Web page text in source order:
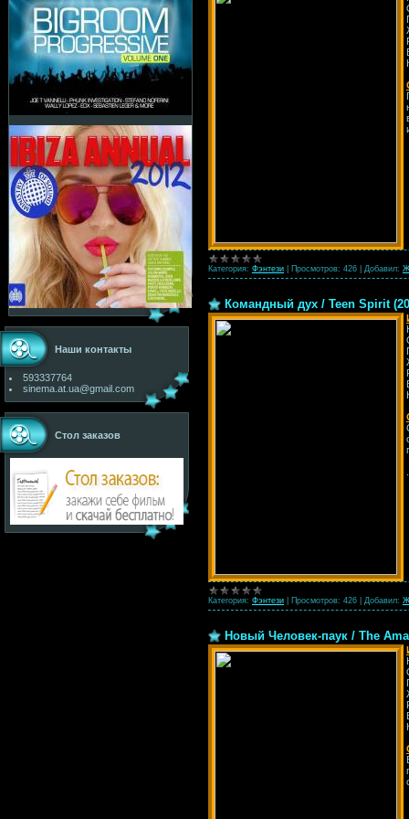
Наши контакты
593337764
sinema.at.ua@gmail.com
Стол заказов
Категория: Фэнтези Просмотров: 426 Добавил:
Командный дух / Teen Spirit
Категория: Фэнтези Просмотров: 426 Добавил:
Новый Человек-паук / The